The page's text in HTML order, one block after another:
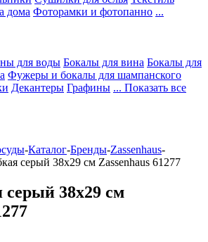
дома Фоторамки и фотопанно ...
для воды Бокалы для вина Бокалы для
Фужеры и бокалы для шампанского
Декантеры Графины ... Показать все
-Каталог-Бренды-Zassenhaus-
серый 38х29 см Zassenhaus 61277
серый 38х29 см